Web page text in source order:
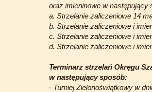
oraz imieninowe w następujący
a. Strzelanie zaliczeniowe 14
b. Strzelanie zaliczeniowe i
c. Strzelanie zaliczeniowe i
d. Strzelanie zaliczeniowe i
Terminarz strzelań Okręgu
w następujący sposób:
- Turniej Zielonoświątkowy w